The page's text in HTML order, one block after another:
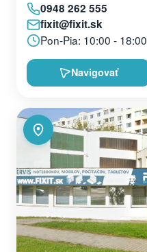
0948 262 555
fixit@fixit.sk
Pon-Pia: 10:00 - 18:00
Navigovať